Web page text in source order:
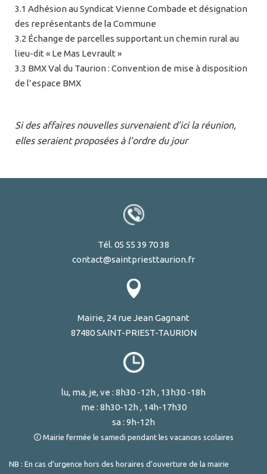
3.1 Adhésion au Syndicat Vienne Combade et désignation
des représentants de la Commune
3.2 Échange de parcelles supportant un chemin rural au
lieu-dit « Le Mas Levrault »
3.3 BMX Val du Taurion : Convention de mise à disposition
de l’espace BMX
Si des affaires nouvelles survenaient d’ici la réunion,
elles seraient proposées à l’ordre du jour
Tél. 05 55 39 70 38
contact@saintpriesttaurion.fr
Mairie, 24 rue Jean Gagnant
87480 SAINT-PRIEST-TAURION
lu, ma, je, ve : 8h30 -12h , 13h30 -18h
me : 8h30-12h , 14h-17h30
sa : 9h-12h
🛈 Mairie fermée le samedi pendant les vacances scolaires
NB : En cas d’urgence hors des horaires d’ouverture de la mairie